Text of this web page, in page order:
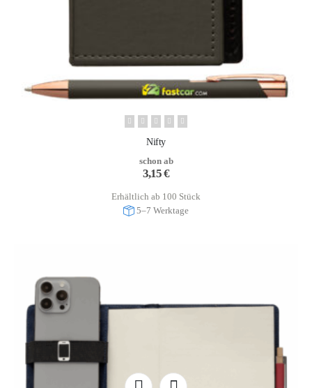
Nifty
schon ab
3,15€
Erhältlich ab 100 Stück
5–7 Werktage